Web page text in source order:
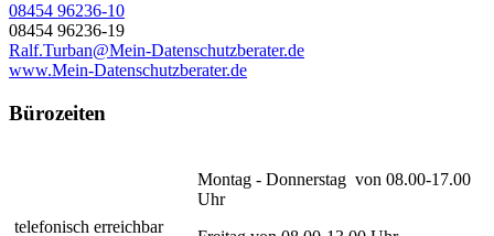
08454 96236-10
08454 96236-19
Ralf.Turban@Mein-Datenschutzberater.de
www.Mein-Datenschutzberater.de
Bürozeiten
telefonisch erreichbar
Montag - Donnerstag von 08.00-17.00
Uhr